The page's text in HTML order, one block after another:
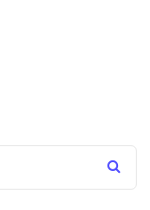
nechte
a užívejte si!